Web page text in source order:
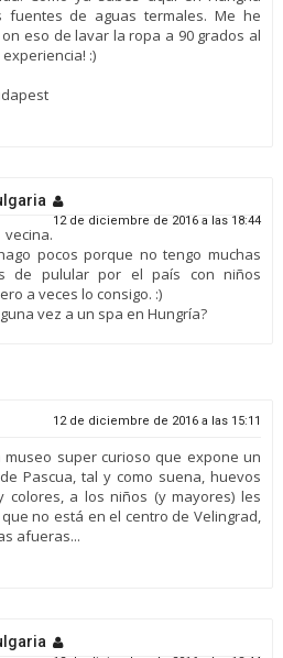
fuentes de aguas termales. Me he
eso de lavar la ropa a 90 grados al
:)
12 de diciembre de 2016 a las 18:44
pocos porque no tengo muchas
de pulular por el país con niños
a veces lo consigo. :)
vez a un spa en Hungría?
12 de diciembre de 2016 a las 15:11
museo super curioso que expone un
Pascua, tal y como suena, huevos
colores, a los niños (y mayores) les
no está en el centro de Velingrad,
afueras...